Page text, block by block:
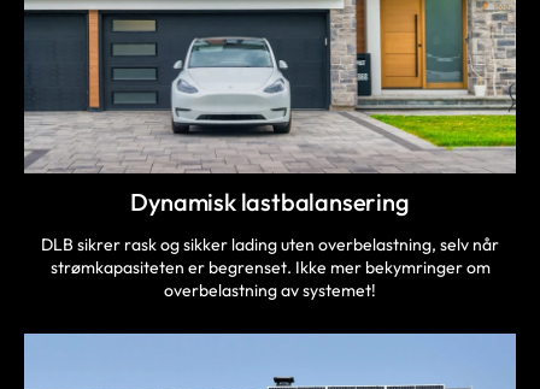
Dynamisk lastbalansering
DLB sikrer rask og sikker lading uten overbelastning, selv når
strømkapasiteten er begrenset. Ikke mer bekymringer om
overbelastning av systemet!